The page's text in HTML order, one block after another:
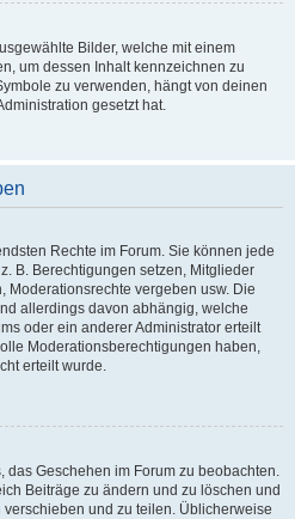
Bilder, welche mit einem
um dessen Inhalt kennzeichnen zu
zu verwenden, hängt von deinen
gesetzt hat.
Rechte im Forum. Sie können jede
B. Berechtigungen setzen, Mitglieder
Moderationsrechte vergeben usw. Die
allerdings davon abhängig, welche
oder ein anderer Administrator erteilt
Moderationsberechtigungen haben,
erteilt wurde.
das Geschehen im Forum zu beobachten.
Beiträge zu ändern und zu löschen und
und zu teilen. Üblicherweise